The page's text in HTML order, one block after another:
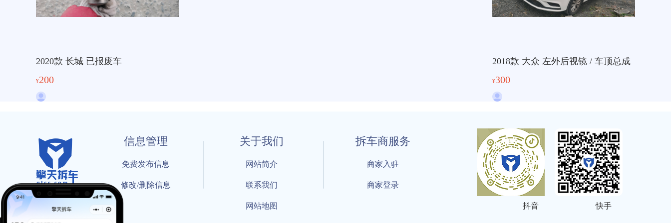
2020款 长城 已报废车
¥200
2018款 大众 左外后视镜 / 车顶总成
¥300
信息管理
免费发布信息
修改/删除信息
关于我们
网站简介
联系我们
网站地图
拆车商服务
商家入驻
商家登录
抖音 快手